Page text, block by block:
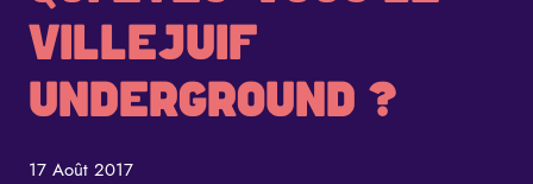
VILLEJUIF
UNDERGROUND ?
17 Août 2017